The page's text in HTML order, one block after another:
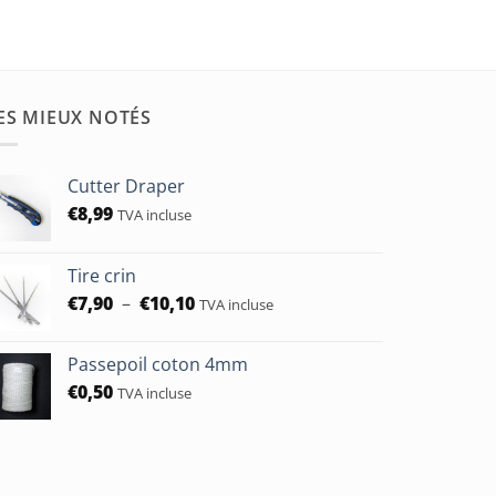
MIEUX NOTÉS
Cutter Draper
€8,99 TVA incluse
Tire crin
€7,90 – €10,10Plage
€7,90
TVA incluse
Passepoil coton 4mm
€0,50 TVA incluse